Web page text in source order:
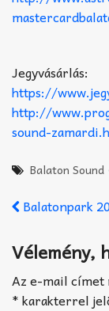
Jegyvásárlás:
https://
http://
sound-
Balaton Sound
Balatonpark
Vélemény,
Az e-mail címet
*karakterrel